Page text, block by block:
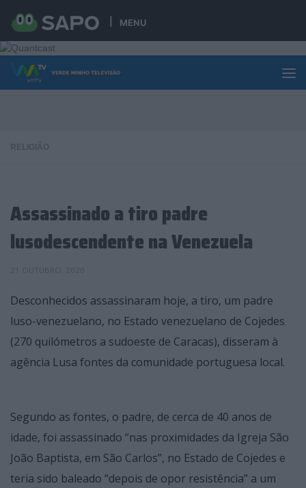
MENU
Skip to content
Assassinado a tiro padre
lusodescendente na Venezuela
Desconhecidos assassinaram hoje, a tiro, um padre
luso-venezuelano, no Estado venezuelano de Cojedes
(270 quilómetros a sudoeste de Caracas), disseram à
agência Lusa fontes da comunidade portuguesa local.
Segundo as fontes, o padre, de cerca de 40 anos de
idade, foi assassinado “nas proximidades da Igreja São
João Baptista, em São Carlos”, no Estado de Cojedes e
teria sido baleado “depois de opor resistência” a um